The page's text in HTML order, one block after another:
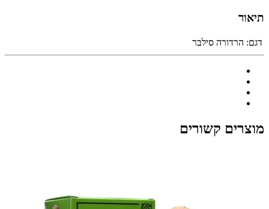
תיאור
דגם: הרדורה סילבר
מוצרים קשורים